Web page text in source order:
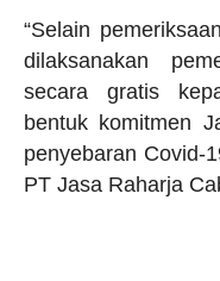
“Selain
dilaksanakan
secara gratis
bentuk komitmen
penyebaran Covid-
PT Jasa Raharja